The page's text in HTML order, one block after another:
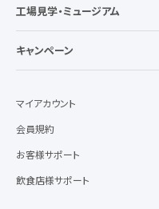
工場見学・ミュージアム
キャンペーン
マイアカウント
会員規約
お客様サポート
飲食店様サポート